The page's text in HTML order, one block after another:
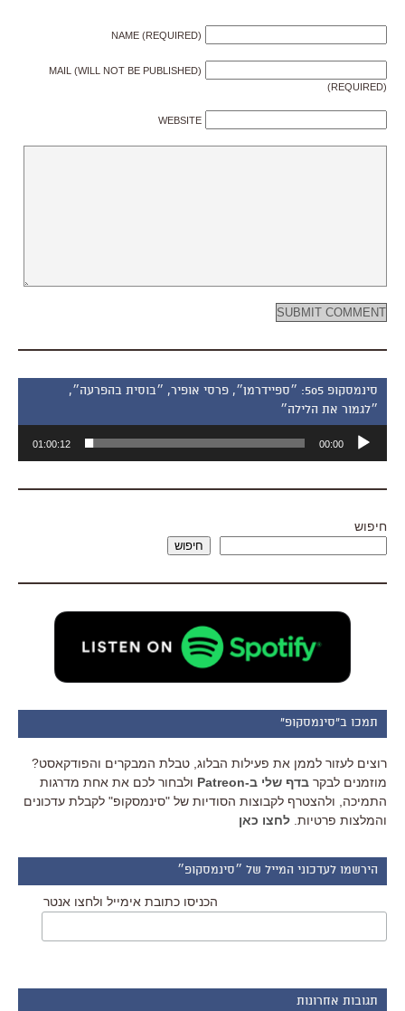
NAME (REQUIRED)
MAIL (WILL NOT BE PUBLISHED)
(REQUIRED)
WEBSITE
סינמסקופ 505: ״ספיידרמן״, פרסי אופיר, ״בוסית בהפרעה״,
״לגמור את הלילה״
אודיו
00:00
01:00:12
חיפוש
חיפוש
תמכו ב"סינמסקופ"
רוצים לעזור לממן את פעילות הבלוג, טבלת המבקרים והפודקאסט?
מוזמנים לבקר בדף שלי ב-Patreon
ולבחור לכם את אחת מדרגות
התמיכה, ולהצטרף לקבוצות הסודיות של "סינמסקופ" לקבלת עדכונים
והמלצות פרטיות. לחצו כאן
הירשמו לעדכוני המייל של ״סינמסקופ״
הכניסו כתובת אימייל ולחצו אנטר
תגובות אחרונות